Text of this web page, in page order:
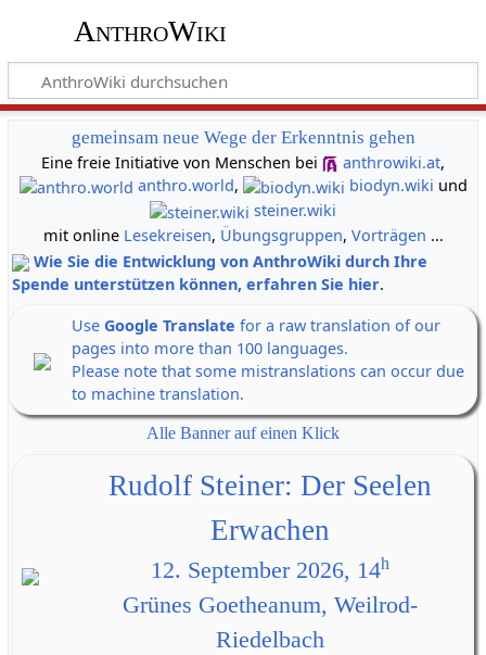
AnthroWiki
gemeinsam neue Wege der Erkenntnis gehen
Eine freie Initiative von Menschen bei
anthrowiki.at,
anthro.world, biodyn.wiki und
steiner.wiki
mit online Lesekreisen, Übungsgruppen, Vorträgen ...
Wie Sie die Entwicklung von AnthroWiki durch Ihre
Spende unterstützen können, erfahren Sie hier.
Use Google Translate for a raw translation of our
pages into more than 100 languages.
Please note that some mistranslations can occur due
to machine translation.
Alle Banner auf einen Klick
Rudolf Steiner: Der Seelen
Erwachen
12. September 2026, 14h
Grünes Goetheanum, Weilrod-
Riedelbach